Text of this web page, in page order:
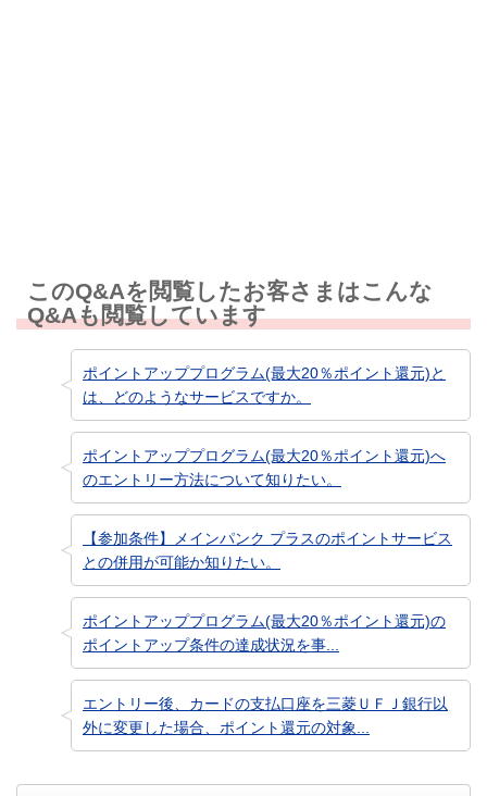
このQ&Aを閲覧したお客さまはこんな
Q&Aも閲覧しています
ポイントアッププログラム(最大20％ポイント還元)と
は、どのようなサービスですか。
ポイントアッププログラム(最大20％ポイント還元)へ
のエントリー方法について知りたい。
【参加条件】メインパンク プラスのポイントサービス
との併用が可能か知りたい。
ポイントアッププログラム(最大20％ポイント還元)の
ポイントアップ条件の達成状況を事...
エントリー後、カードの支払口座を三菱ＵＦＪ銀行以
外に変更した場合、ポイント還元の対象...